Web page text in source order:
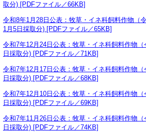
取分) [PDFファイル／66KB]
令和8年1月28日公表：牧草・イネ科飼料作物（
1月5日採取分) [PDFファイル／65KB]
令和7年12月24日公表：牧草・イネ科飼料作物
日採取分) [PDFファイル／71KB]
令和7年12月17日公表：牧草・イネ科飼料作物
日採取分) [PDFファイル／68KB]
令和7年12月10日公表：牧草・イネ科飼料作物
日採取分) [PDFファイル／69KB]
令和7年11月26日公表：牧草・イネ科飼料作物
日採取分) [PDFファイル／74KB]